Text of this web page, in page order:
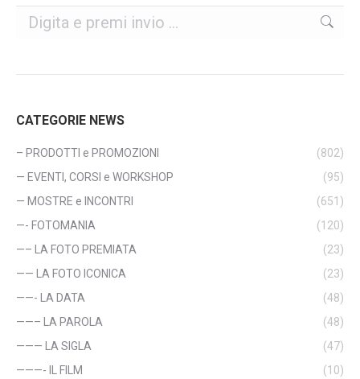
Cerca
CATEGORIE NEWS
– PRODOTTI e PROMOZIONI
(802)
— EVENTI, CORSI e WORKSHOP
(95)
— MOSTRE e INCONTRI
(651)
—- FOTOMANIA
(120)
—– LA FOTO PREMIATA
(23)
—— LA FOTO ICONICA
(23)
——- LA DATA
(48)
——– LA PAROLA
(48)
——— LA SIGLA
(47)
———- IL FILM
(10)